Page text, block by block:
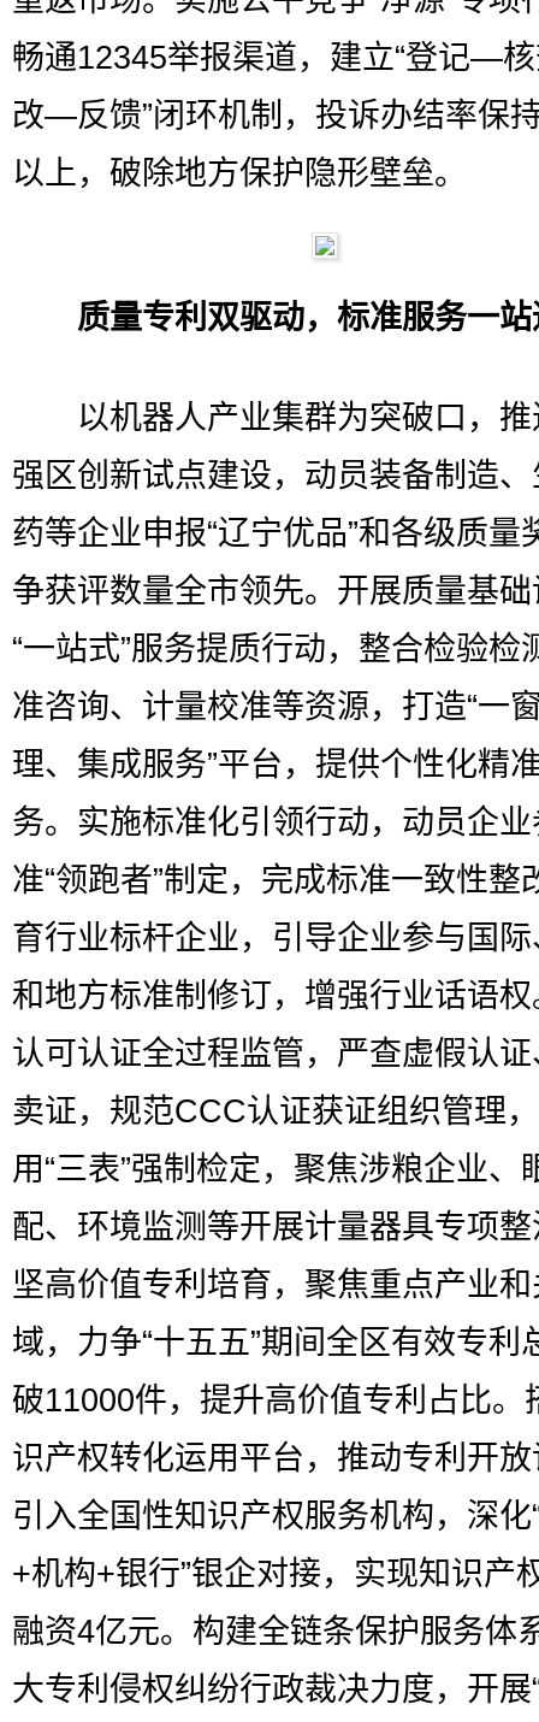
畅通12345举报渠道，建立“登记—
改—反馈”闭环机制，投诉办结率保
以上，破除地方保护隐形壁垒。
质量专利双驱动，标准服务一站
以机器人产业集群为突破口，推
强区创新试点建设，动员装备制造
药等企业申报“辽宁优品”和各级质量
争获评数量全市领先。开展质量基
“一站式”服务提质行动，整合检验检
准咨询、计量校准等资源，打造“一
理、集成服务”平台，提供个性化精
务。实施标准化引领行动，动员企
准“领跑者”制定，完成标准一致性整
育行业标杆企业，引导企业参与国
和地方标准制修订，增强行业话语
认可认证全过程监管，严查虚假认
卖证，规范CCC认证获证组织管理
用“三表”强制检定，聚焦涉粮企业、
配、环境监测等开展计量器具专项
坚高价值专利培育，聚焦重点产业
域，力争“十五五”期间全区有效专利
破11000件，提升高价值专利占比。
识产权转化运用平台，推动专利开
引入全国性知识产权服务机构，深化
+机构+银行”银企对接，实现知识产
融资4亿元。构建全链条保护服务体
大专利侵权纠纷行政裁决力度，开展